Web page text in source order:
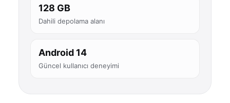
128 GB
Dahili depolama alanı
Android 14
Güncel kullanıcı deneyimi